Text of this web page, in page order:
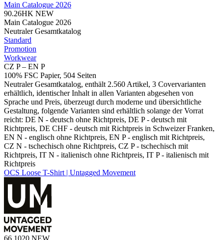
Main Catalogue 2026
90.26HK NEW
Main Catalogue 2026
Neutraler Gesamtkatalog
Standard
Promotion
Workwear
CZ P – EN P
100% FSC Papier, 504 Seiten
Neutraler Gesamtkatalog, enthält 2.560 Artikel, 3 Covervarianten
erhältlich, identischer Inhalt in allen Varianten abgesehen von
Sprache und Preis, überzeugt durch moderne und übersichtliche
Gestaltung, folgende Varianten sind erhältlich solange der Vorrat
reicht: DE N - deutsch ohne Richtpreis, DE P - deutsch mit
Richtpreis, DE CHF - deutsch mit Richtpreis in Schweizer Franken,
EN N - englisch ohne Richtpreis, EN P - englisch mit Richtpreis,
CZ N - tschechisch ohne Richtpreis, CZ P - tschechisch mit
Richtpreis, IT N - italienisch ohne Richtpreis, IT P - italienisch mit
Richtpreis
OCS Loose T-Shirt | Untagged Movement
66.1020 NEW